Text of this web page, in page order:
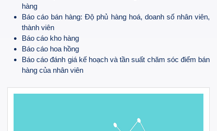
hàng
Báo cáo bán hàng: Độ phủ hàng hoá, doanh số nhân viên,
thành viên
Báo cáo kho hàng
Báo cáo hoa hồng
Báo cáo đánh giá kế hoạch và tần suất chăm sóc điểm bán
hàng của nhân viên